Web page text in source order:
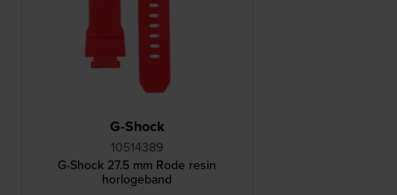
G-Shock
10514389
G-Shock 27.5 mm Rode resin
horlogeband